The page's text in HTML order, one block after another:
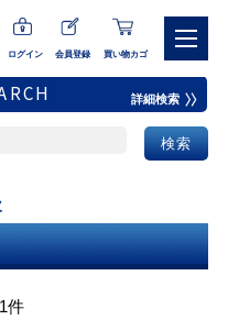
ログイン 会員登録 買い物カゴ
詳細検索
件